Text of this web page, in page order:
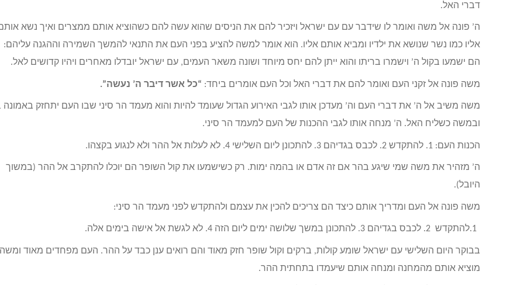
דברי האל.
ה’ פונה אל משה ואומר לו שידבר עם עם ישראל ויזכיר להם את הניסים שהוא עשה להם כשהוציא אותם ממצרים ואיך נשא
אליו כמו נשר שנושא את ילדיו ומביא אותם אליו. הוא אומר למשה להציע בפני העם את התנאי להמשך השמירה וההגנה עליהם:
הם ישמעו בקול ה’ וישמרו בריתו והוא ייתן להם יחס מיוחד ושונה משאר העמים, עם ישראל יובדלו מאחרים ויהיו קדושים לאל.
משה פונה אל זקני העם ואומר להם את דברי האל וכל העם אומרים ביחד: “כל אשר דיבר ה’ נעשה”.
משה משיב אל ה’ את דברי העם וה’ מעדכן אותו לגבי האירוע הגדול שעומד להיות והוא מעמד הר סיני שבו העם יתחזק באמונה
ובמשה כשליח האל. ה’ מנחה אותו לגבי ההכנות של העם למעמד הר סיני.
הכנות העם: 1. להתקדש 2. לכבס בגדיהם 3. להתכונן ליום השלישי 4. לא לעלות אל ההר ולא לנגוע בקצהו.
ה’ מזהיר את משה שמי שיגע בהר אם זה אדם או בהמה ימות. רק כשישמעו את קול השופר הם יוכלו להתקרב אל ההר (במשוך
היובל).
משה פונה אל העם ומדריך אותם כיצד הם צריכים להכין את עצמם ולהתקדש לפני מעמד הר סיני:
1.להתקדש 2. לכבס בגדיהם 3. להתכונן במשך שלושה ימים ליום הזה 4. לא לגשת אל אישה בימים אלה.
בבוקר היום השלישי עם ישראל שומע קולות, ברקים וקול שופר חזק מאוד והם רואים ענן כבד על ההר. העם מפחדים מאוד ומשה
מוציא אותם מהמחנה ומנחה אותם שיעמדו בתחתית ההר.